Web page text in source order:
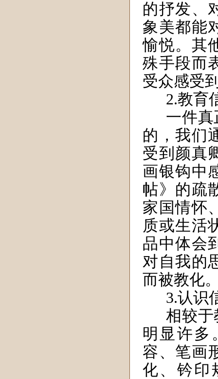
的抒发、
象美都能
愉悦。其
殊手段而
受众感受
2.教育
一件
的，我们
受到颜真
画银钩中
帖》的疏
家国情怀
质或生活
品中体会
对自我的
而被教化
3.认识
相较于
明显许多
容、笔画
化、钤印